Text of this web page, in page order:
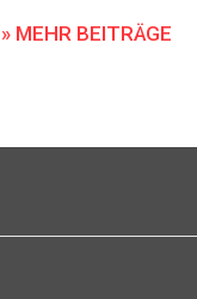
» MEHR BEITRÄGE